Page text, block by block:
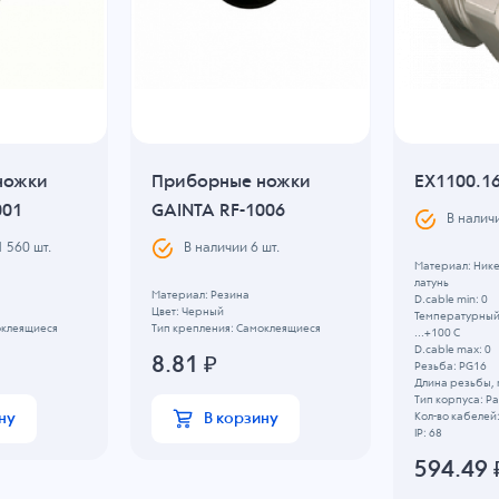
560 шт.
Приборные ножки
GAINTA RF-1006
В наличии6 шт.
Материал: Резина
Цвет: Черный
Тип крепления: Самоклеящиеся
8.81 ₽
В корзину
В
Материал:
латунь
D.cable min: 0
...+100 C
D.cable max: 0
Резьба: PG16
Длина резьбы,
Тип корпуса:
Кол-во
IP: 68
594.49